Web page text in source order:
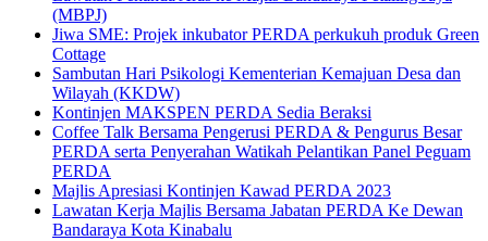
(MBPJ)
Jiwa SME: Projek inkubator PERDA perkukuh produk Green
Cottage
Sambutan Hari Psikologi Kementerian Kemajuan Desa dan
Wilayah (KKDW)
Kontinjen MAKSPEN PERDA Sedia Beraksi
Coffee Talk Bersama Pengerusi PERDA & Pengurus Besar
PERDA serta Penyerahan Watikah Pelantikan Panel Peguam
PERDA
Majlis Apresiasi Kontinjen Kawad PERDA 2023
Lawatan Kerja Majlis Bersama Jabatan PERDA Ke Dewan
Bandaraya Kota Kinabalu